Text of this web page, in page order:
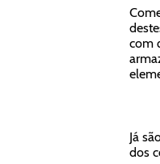
com
Já
dos